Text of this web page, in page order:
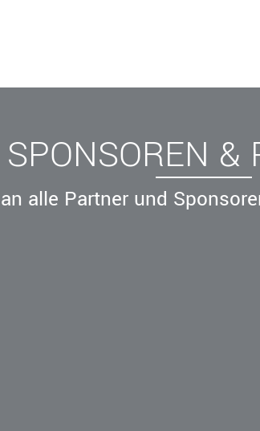
SPONSOREN &
alle Partner und